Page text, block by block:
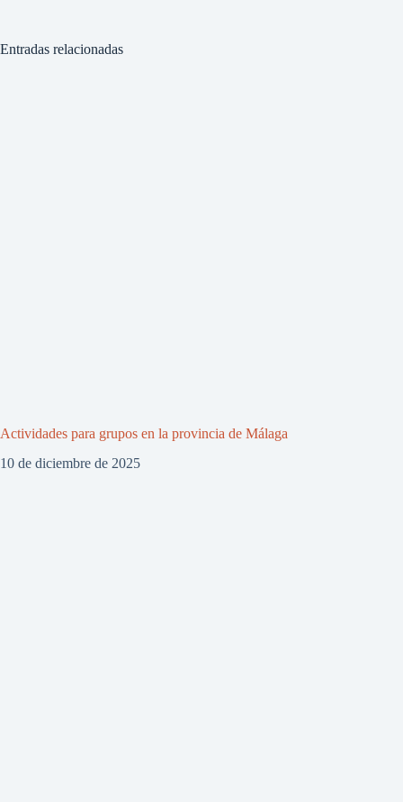
Entradas relacionadas
Actividades para grupos en la provincia de Málaga
10 de diciembre de 2025